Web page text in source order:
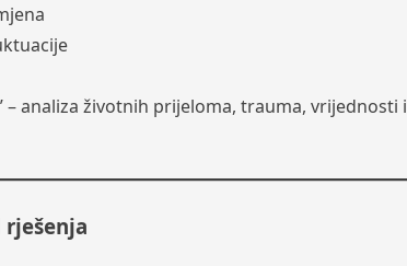
analiza životnih prijeloma, trauma, vrijednosti i